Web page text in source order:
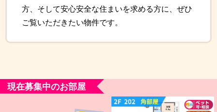
方、そして安心安全な住まいを求める方に、ぜひ
ご覧いただきたい物件です。
現在募集中のお部屋